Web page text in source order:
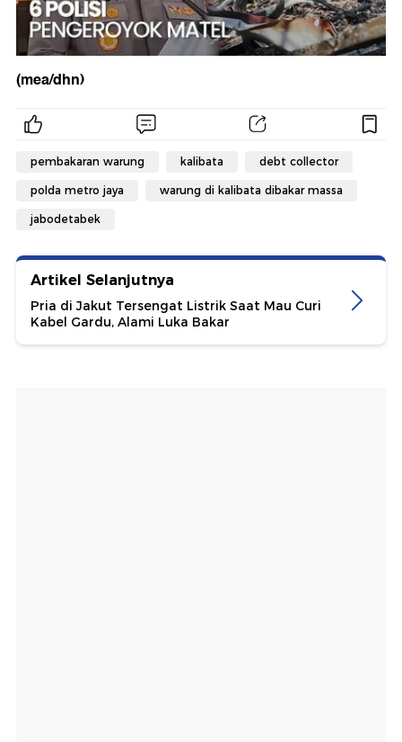
(mea/dhn)
pembakaran warung kalibata debt collector
polda metro jaya warung di kalibata dibakar massa
jabodetabek
Artikel Selanjutnya
Pria di Jakut Tersengat Listrik Saat Mau Curi
Kabel Gardu, Alami Luka Bakar